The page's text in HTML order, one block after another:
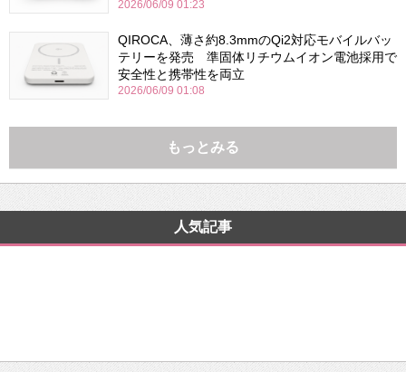
2026/06/09 01:23
QIROCA、薄さ約8.3mmのQi2対応モバイルバッ
テリーを発売 準固体リチウムイオン電池採用で
安全性と携帯性を両立
2026/06/09 01:08
もっとみる
人気記事